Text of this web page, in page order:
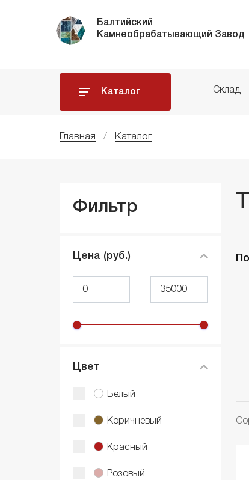
Балтийский
Камнеобрабатывающий Завод
Каталог Склад
Главная Каталог
Фильтр
Цена (руб.)
Цвет
Белый
Коричневый
Красный
Розовый